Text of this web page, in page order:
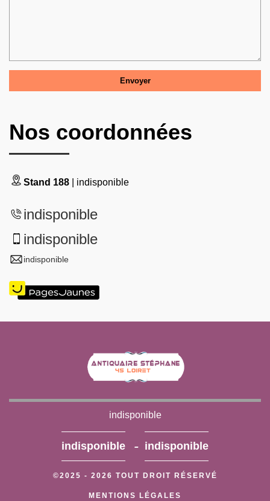
Nos coordonnées
Stand 188 | indisponible
indisponible
indisponible
indisponible
indisponible
indisponible - indisponible
©2025 - 2026 TOUT DROIT RÉSERVÉ
MENTIONS LÉGALES